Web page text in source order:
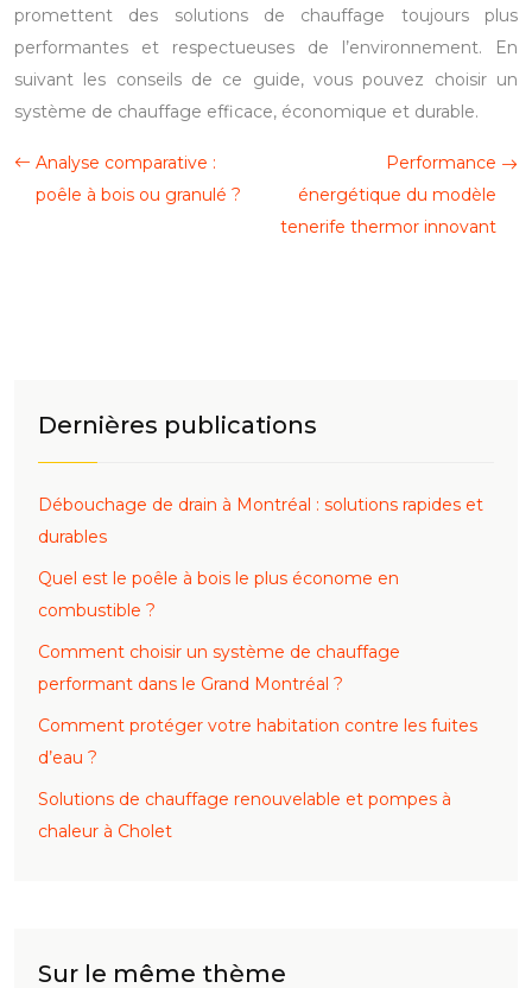
promettent des solutions de chauffage toujours plus
performantes et respectueuses de l’environnement. En
suivant les conseils de ce guide, vous pouvez choisir un
système de chauffage efficace, économique et durable.
Analyse comparative :
poêle à bois ou granulé ?
Performance
énergétique du modèle
tenerife thermor innovant
Dernières publications
Débouchage de drain à Montréal : solutions rapides et
durables
Quel est le poêle à bois le plus économe en
combustible ?
Comment choisir un système de chauffage
performant dans le Grand Montréal ?
Comment protéger votre habitation contre les fuites
d’eau ?
Solutions de chauffage renouvelable et pompes à
chaleur à Cholet
Sur le même thème